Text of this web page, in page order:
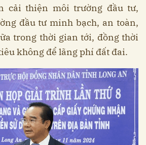
cải thiện môi trường đầu tư,
đầu tư minh bạch, an toàn,
trong thời gian tới, đồng thời
không để lãng phí đất đai.